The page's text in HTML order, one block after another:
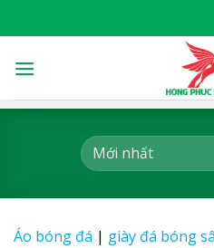
to
Áo bóng đá | giày đá bóng